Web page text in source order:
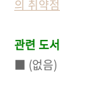
의 취약점
관련 도서
■ (없음)